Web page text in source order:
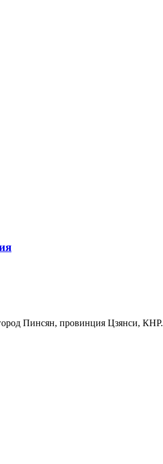
Пинсян, провинция Цзянси, КНР.